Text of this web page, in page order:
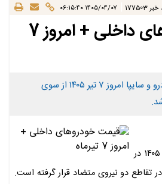
خبر 177503 ۱۴۰۵/۰۴/۰۷ ۰۶:۱۵:۴۰
قیمت خودروهای داخلی + امروز 7
قیمت محصولات ایران‌خودرو و سایپا امروز ۷ تیر ۱۴۰۵ از سوی
امروز ۷ تیر ۱۴۰۵ در
تقاطع دو نیروی متضاد قرار گرفته است.